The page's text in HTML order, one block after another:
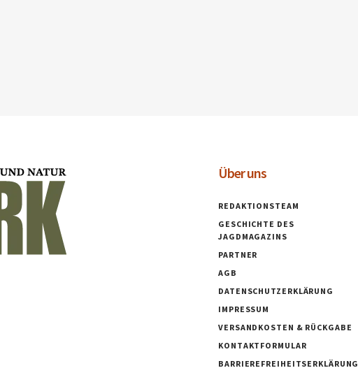
Über uns
REDAKTIONSTEAM
GESCHICHTE DES
JAGDMAGAZINS
PARTNER
AGB
DATENSCHUTZERKLÄRUNG
IMPRESSUM
VERSANDKOSTEN & RÜCKGABE
KONTAKTFORMULAR
BARRIEREFREIHEITSERKLÄRUNG